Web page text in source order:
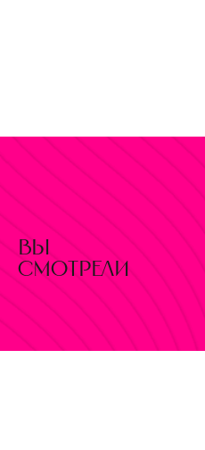
вы
смотрели